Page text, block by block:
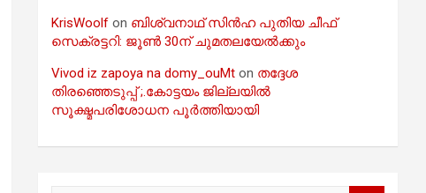
KrisWoolf on ബിശ്വനാഥ് സിൻഹ പുതിയ ചീഫ്
സെക്രട്ടറി: ജൂൺ 30ന് ചുമതലയേൽക്കും
Vivod iz zapoya na domy_ouMt on തദ്ദേശ
തിരഞ്ഞെടുപ്പ് ;.കോട്ടയം ജില്ലയിൽ
സൂക്ഷ്മപരിശോധന പൂർത്തിയായി